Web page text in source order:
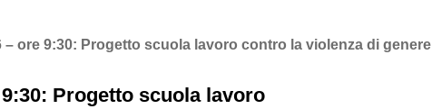
– ore 9:30: Progetto scuola lavoro contro la violenza di genere
Progetto scuola lavoro